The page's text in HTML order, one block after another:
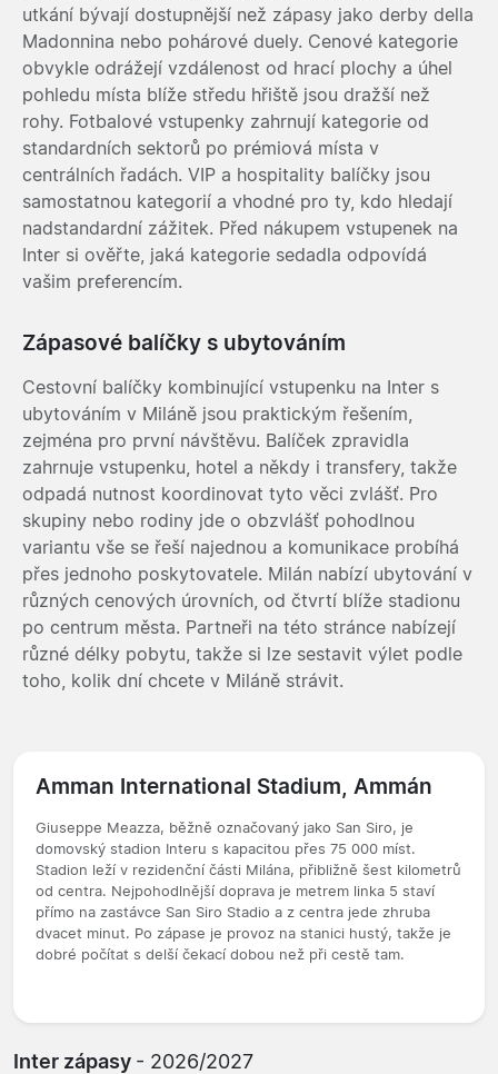
utkání bývají dostupnější než zápasy jako derby della
Madonnina nebo pohárové duely. Cenové kategorie
obvykle odrážejí vzdálenost od hrací plochy a úhel
pohledu místa blíže středu hřiště jsou dražší než
rohy. Fotbalové vstupenky zahrnují kategorie od
standardních sektorů po prémiová místa v
centrálních řadách. VIP a hospitality balíčky jsou
samostatnou kategorií a vhodné pro ty, kdo hledají
nadstandardní zážitek. Před nákupem vstupenek na
Inter si ověřte, jaká kategorie sedadla odpovídá
vašim preferencím.
Zápasové balíčky s ubytováním
Cestovní balíčky kombinující vstupenku na Inter s
ubytováním v Miláně jsou praktickým řešením,
zejména pro první návštěvu. Balíček zpravidla
zahrnuje vstupenku, hotel a někdy i transfery, takže
odpadá nutnost koordinovat tyto věci zvlášť. Pro
skupiny nebo rodiny jde o obzvlášť pohodlnou
variantu vše se řeší najednou a komunikace probíhá
přes jednoho poskytovatele. Milán nabízí ubytování v
různých cenových úrovních, od čtvrtí blíže stadionu
po centrum města. Partneři na této stránce nabízejí
různé délky pobytu, takže si lze sestavit výlet podle
toho, kolik dní chcete v Miláně strávit.
Amman International Stadium, Ammán
Giuseppe Meazza, běžně označovaný jako San Siro, je
domovský stadion Interu s kapacitou přes 75 000 míst.
Stadion leží v rezidenční části Milána, přibližně šest kilometrů
od centra. Nejpohodlnější doprava je metrem linka 5 staví
přímo na zastávce San Siro Stadio a z centra jede zhruba
dvacet minut. Po zápase je provoz na stanici hustý, takže je
dobré počítat s delší čekací dobou než při cestě tam.
Inter zápasy - 2026/2027